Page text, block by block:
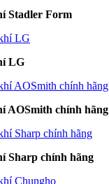
Stadler Form
LG
AOSmith chính hãng
Sharp chính hãng